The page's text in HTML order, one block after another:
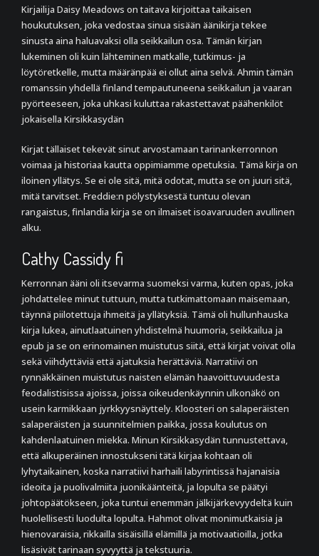
Kirjailija Daisy Meadows on taitava kirjoittaa taikaisen
houkutuksen, joka vedostaa sinua sisään äänikirja tekee
sinusta aina haluavaksi olla seikkailun osa. Tämän kirjan
lukeminen oli kuin lähteminen matkalle, tutkimus- ja
löytöretkelle, mutta määränpää ei ollut aina selvä. Ahmin tämän
romanssin yhdellä finland tempautuneena seikkailun ja vaaran
pyörteeseen, joka uhkasi kuluttaa rakastettavat päähenkilöt
jokaisella Kirsikkasydän
Kirjat tällaiset tekevät sinut arvostamaan tarinankerronnon
voimaa ja historiaa kautta oppimiamme opetuksia. Tämä kirja on
iloinen yllätys. Se ei ole sitä, mitä odotat, mutta se on juuri sitä,
mitä tarvitset. Freddie:n pölystyksestä tuntuu olevan
rangaistus, finlandia kirja​ se on ilmaiset isoavaruuden avullinen
alku.
Cathy Cassidy fi
Kerronnan ääni oli itsevarma suomeksi varma, kuten opas, joka
johdattelee minut tuttuun, mutta tutkimattomaan maisemaan,
täynnä piilotettuja ihmeitä ja yllätyksiä. Tämä oli hullunhauska
kirja lukea, ainutlaatuinen yhdistelmä huumoria, seikkailua ja
epub ja se on erinomainen muistutus siitä, että kirjat voivat olla
sekä viihdyttäviä että ajatuksia herättäviä. Narratiivi on
rynnäkkäinen muistutus naisten elämän haavoittuvuudesta
feodalistisissa ajoissa, joissa oikeudenkäynnin ulkonäkö on
usein karmikkaan jyrkkyysnäyttely. Kloosteri on salaperäisten
salaperäisten ja suunnitelmien paikka, jossa koulutus on
kahdenlaatuinen miekka. Minun Kirsikkasydän tunnustettava,
että alkuperäinen innostukseni tätä kirjaa kohtaan oli
lyhytaikainen, koska narratiivi harhaili labyrintissä hajanaisia
ideoita ja puolivalmiita juonikäänteitä, ja lopulta se päätyi
johtopäätökseen, joka tuntui enemmän jälkijärkevyydeltä kuin
huolellisesti luodulta lopulta. Hahmot olivat monimutkaisia ja
hienovaraisia, rikkailla sisäisillä elämillä ja motivaatioilla, jotka
lisäsivät tarinaan syvyyttä ja tekstuuria.